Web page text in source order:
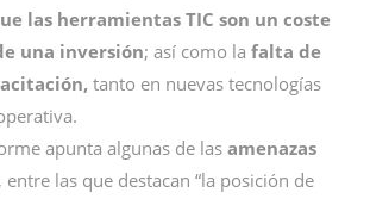
las herramientas TIC son un coste
una inversión; así como la falta de
tanto en nuevas tecnologías
apunta algunas de las amenazas
, entre las que destacan “la posición de